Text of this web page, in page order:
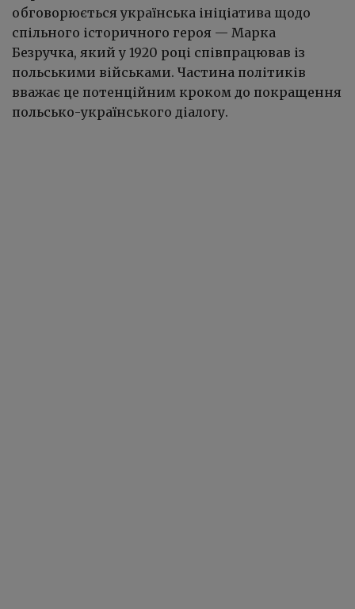
обговорюється українська ініціатива щодо
спільного історичного героя — Марка
Безручка, який у 1920 році співпрацював із
польськими військами. Частина політиків
вважає це потенційним кроком до покращення
польсько-українського діалогу.